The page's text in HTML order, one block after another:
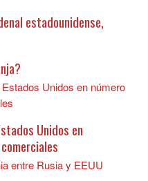
estadounidense,
Unidos en